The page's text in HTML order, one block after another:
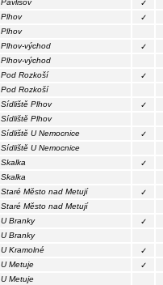
✓
Plhov
✓
Plhov
Plhov-východ
✓
Plhov-východ
Pod Rozkoší
✓
Pod Rozkoší
Sídliště Plhov
✓
Sídliště Plhov
Sídliště U Nemocnice
✓
Sídliště U Nemocnice
Skalka
✓
Skalka
Staré Město nad Metují
✓
Staré Město nad Metují
U Branky
✓
U Branky
U Kramolné
✓
U Metuje
✓
U Metuje